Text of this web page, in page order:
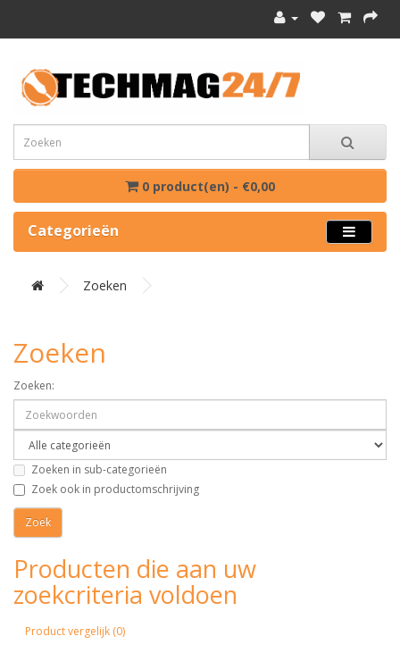
0 product(en) - €0,00
Categorieën
Zoeken
Zoeken
Zoeken:
Zoeken in sub-categorieën
Zoek ook in productomschrijving
Producten die aan uw
zoekcriteria voldoen
Product vergelijk (0)